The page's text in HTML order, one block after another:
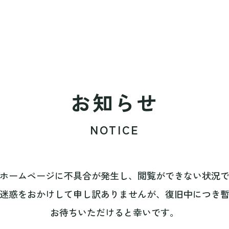
お知らせ
NOTICE
ームページに不具合が発生し、閲覧ができない状況で
惑をおかけして申し訳ありませんが、復旧中につき
お待ちいただけると幸いです。